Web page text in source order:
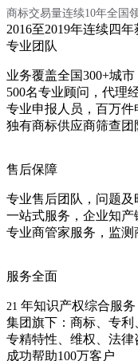
商标交易量连续10年全国
2016至2019年连续四年
专业团队
业务覆盖全国300+城
500名专业顾问，代理
专业申报人员，百万件
独有商标供应商筛查
售后保障
专业售后团队，问题及
一站式服务，企业知产
专业商管家服务，监
服务全面
21 年知识产权综合服务
集团旗下：商标、专
专精特性、维权、法
成功帮助100万客户